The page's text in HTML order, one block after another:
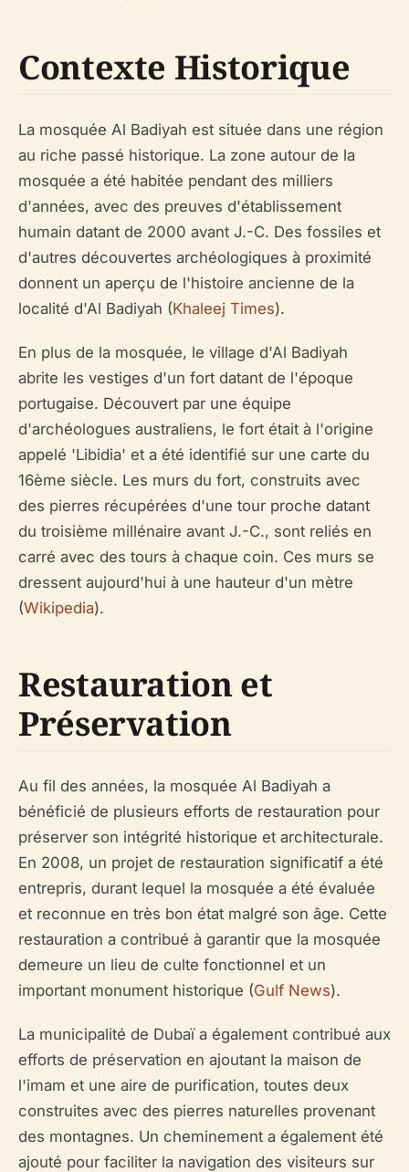
Contexte Historique
La mosquée Al Badiyah est située dans une région
au riche passé historique. La zone autour de la
mosquée a été habitée pendant des milliers
d'années, avec des preuves d'établissement
humain datant de 2000 avant J.-C. Des fossiles et
d'autres découvertes archéologiques à proximité
donnent un aperçu de l'histoire ancienne de la
localité d'Al Badiyah (Khaleej Times).
En plus de la mosquée, le village d'Al Badiyah
abrite les vestiges d'un fort datant de l'époque
portugaise. Découvert par une équipe
d'archéologues australiens, le fort était à l'origine
appelé 'Libidia' et a été identifié sur une carte du
16ème siècle. Les murs du fort, construits avec
des pierres récupérées d'une tour proche datant
du troisième millénaire avant J.-C., sont reliés en
carré avec des tours à chaque coin. Ces murs se
dressent aujourd'hui à une hauteur d'un mètre
(Wikipedia).
Restauration et
Préservation
Au fil des années, la mosquée Al Badiyah a
bénéficié de plusieurs efforts de restauration pour
préserver son intégrité historique et architecturale.
En 2008, un projet de restauration significatif a été
entrepris, durant lequel la mosquée a été évaluée
et reconnue en très bon état malgré son âge. Cette
restauration a contribué à garantir que la mosquée
demeure un lieu de culte fonctionnel et un
important monument historique (Gulf News).
La municipalité de Dubaï a également contribué aux
efforts de préservation en ajoutant la maison de
l'imam et une aire de purification, toutes deux
construites avec des pierres naturelles provenant
des montagnes. Un cheminement a également été
ajouté pour faciliter la navigation des visiteurs sur